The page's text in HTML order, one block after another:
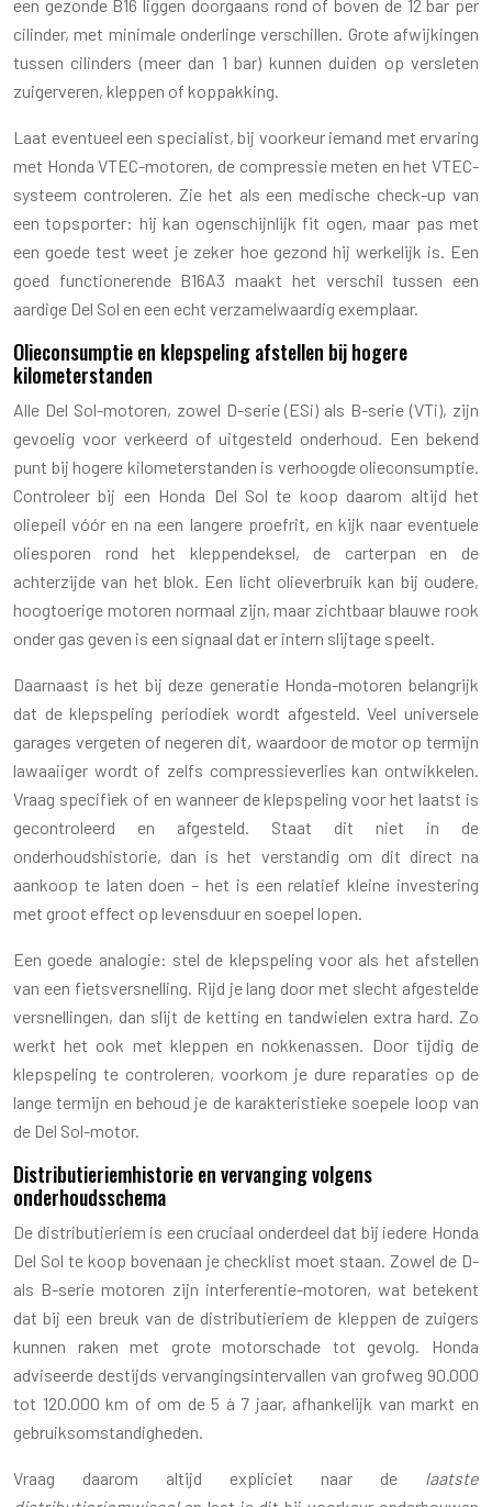
een gezonde B16 liggen doorgaans rond of boven de 12 bar per
cilinder, met minimale onderlinge verschillen. Grote afwijkingen
tussen cilinders (meer dan 1 bar) kunnen duiden op versleten
zuigerveren, kleppen of koppakking.
Laat eventueel een specialist, bij voorkeur iemand met ervaring
met Honda VTEC-motoren, de compressie meten en het VTEC-
systeem controleren. Zie het als een medische check-up van
een topsporter: hij kan ogenschijnlijk fit ogen, maar pas met
een goede test weet je zeker hoe gezond hij werkelijk is. Een
goed functionerende B16A3 maakt het verschil tussen een
aardige Del Sol en een echt verzamelwaardig exemplaar.
Olieconsumptie en klepspeling afstellen bij hogere
kilometerstanden
Alle Del Sol-motoren, zowel D-serie (ESi) als B-serie (VTi), zijn
gevoelig voor verkeerd of uitgesteld onderhoud. Een bekend
punt bij hogere kilometerstanden is verhoogde olieconsumptie.
Controleer bij een Honda Del Sol te koop daarom altijd het
oliepeil vóór en na een langere proefrit, en kijk naar eventuele
oliesporen rond het kleppendeksel, de carterpan en de
achterzijde van het blok. Een licht olieverbruik kan bij oudere,
hoogtoerige motoren normaal zijn, maar zichtbaar blauwe rook
onder gas geven is een signaal dat er intern slijtage speelt.
Daarnaast is het bij deze generatie Honda-motoren belangrijk
dat de klepspeling periodiek wordt afgesteld. Veel universele
garages vergeten of negeren dit, waardoor de motor op termijn
lawaaiiger wordt of zelfs compressieverlies kan ontwikkelen.
Vraag specifiek of en wanneer de klepspeling voor het laatst is
gecontroleerd en afgesteld. Staat dit niet in de
onderhoudshistorie, dan is het verstandig om dit direct na
aankoop te laten doen – het is een relatief kleine investering
met groot effect op levensduur en soepel lopen.
Een goede analogie: stel de klepspeling voor als het afstellen
van een fietsversnelling. Rijd je lang door met slecht afgestelde
versnellingen, dan slijt de ketting en tandwielen extra hard. Zo
werkt het ook met kleppen en nokkenassen. Door tijdig de
klepspeling te controleren, voorkom je dure reparaties op de
lange termijn en behoud je de karakteristieke soepele loop van
de Del Sol-motor.
Distributieriemhistorie en vervanging volgens
onderhoudsschema
De distributieriem is een cruciaal onderdeel dat bij iedere Honda
Del Sol te koop bovenaan je checklist moet staan. Zowel de D-
als B-serie motoren zijn interferentie-motoren, wat betekent
dat bij een breuk van de distributieriem de kleppen de zuigers
kunnen raken met grote motorschade tot gevolg. Honda
adviseerde destijds vervangingsintervallen van grofweg 90.000
tot 120.000 km of om de 5 à 7 jaar, afhankelijk van markt en
gebruiksomstandigheden.
Vraag daarom altijd expliciet naar de laatste